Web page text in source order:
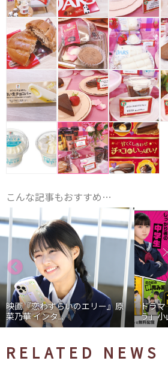
こんな記事もおすすめ…
映画『恋わずらいのエリー』原
菜乃華 インタ...
ドラ
う」小
RELATED NEWS